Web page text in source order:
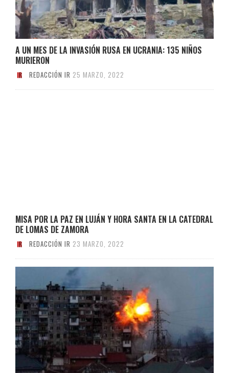
A UN MES DE LA INVASIÓN RUSA EN UCRANIA: 135 NIÑOS
MURIERON
REDACCIÓN IR 25 MARZO, 2022
MISA POR LA PAZ EN LUJÁN Y HORA SANTA EN LA CATEDRAL
DE LOMAS DE ZAMORA
REDACCIÓN IR 23 MARZO, 2022